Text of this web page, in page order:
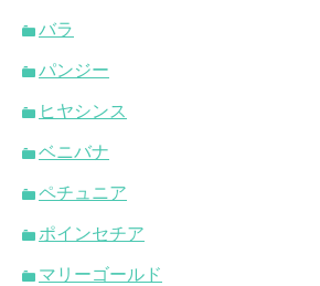
バラ
パンジー
ヒヤシンス
ベニバナ
ペチュニア
ポインセチア
マリーゴールド